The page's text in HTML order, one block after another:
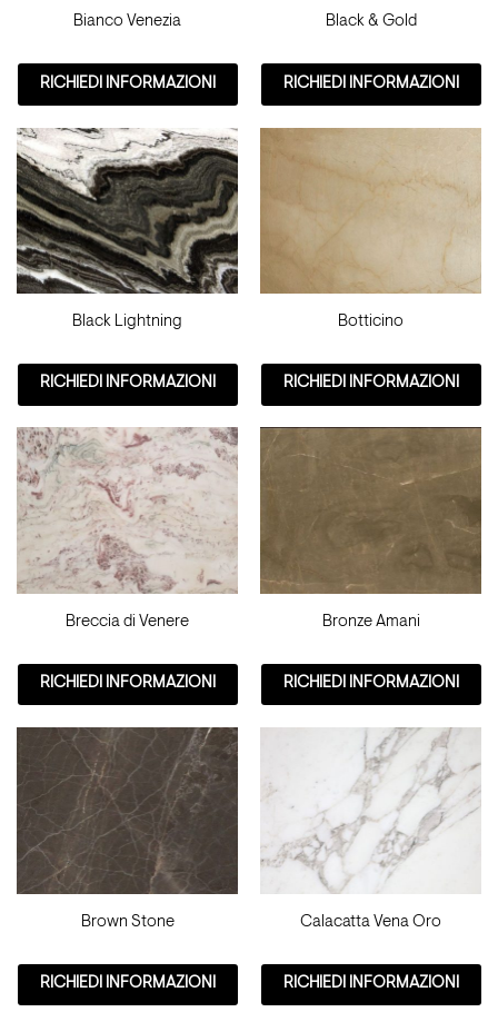
Bianco Venezia
RICHIEDI INFORMAZIONI
Black & Gold
RICHIEDI INFORMAZIONI
Black Lightning
RICHIEDI INFORMAZIONI
Botticino
RICHIEDI INFORMAZIONI
Breccia di Venere
RICHIEDI INFORMAZIONI
Bronze Amani
RICHIEDI INFORMAZIONI
Brown Stone
RICHIEDI INFORMAZIONI
Calacatta Vena Oro
RICHIEDI INFORMAZIONI